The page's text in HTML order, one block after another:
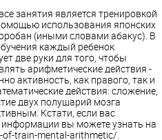
занятия является тренировкой
использования японских
(иными словами абакус). В
каждый ребенок
две руки для того, чтобы
арифметические действия -
активность, как правого, так и
действия: сложение,
двух полушарий мозга
Кстати, если вас
информации вы можете узнать на
train-mental-arithmetic/.